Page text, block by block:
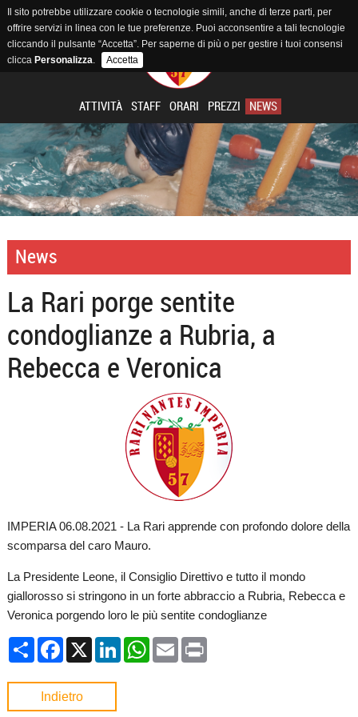
ATTIVITÀ STAFF ORARI PREZZI NEWS
News
La Rari porge sentite
condoglianze a Rubria, a
Rebecca e Veronica
IMPERIA 06.08.2021 - La Rari apprende con profondo dolore della
scomparsa del caro Mauro.
La Presidente Leone, il Consiglio Direttivo e tutto il mondo
giallorosso si stringono in un forte abbraccio a Rubria, Rebecca e
Veronica porgendo loro le più sentite condoglianze
CondividiFacebook
X LinkedInWhatsApp
EmailPrint
Indietro
Il sito potrebbe utilizzare cookie o tecnologie simili, anche di terze parti, per
offrire servizi in linea con le tue preferenze. Puoi acconsentire a tali tecnologie
cliccando il pulsante “Accetta”. Per saperne di più o per gestire i tuoi consensi
clicca Personalizza. Accetta